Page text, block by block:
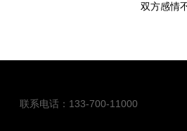
双方感情
联系电话：133-700-11000